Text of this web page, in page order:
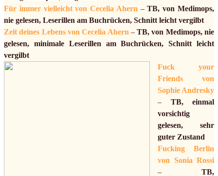
Für immer vielleicht von Cecelia Ahern –TB, von Medimops,
nie gelesen, Leserillen am Buchrücken, Schnitt leicht vergilbt
Zeit deines Lebens von Cecelia Ahern –TB, von Medimops, nie
gelesen, minimale Leserillen am Buchrücken, Schnitt leicht
vergilbt
Fuck your
Friends von
Sophie Andresky
– TB, einmal
vorsichtig
gelesen, sehr
guter Zustand
Fucking Berlin
von Sonia Rossi
– TB,